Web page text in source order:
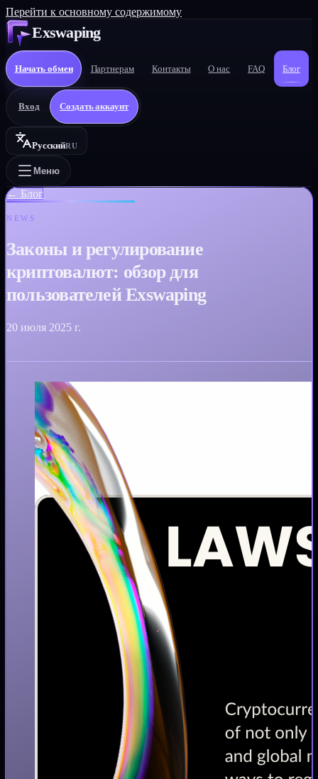
Перейти к основному содержимому
Exswaping
Начать обмен Партнерам Контакты О нас FAQ Блог
Вход Создать аккаунт
РусскийRU
Меню
← Блог
NEWS
Законы и регулирование
криптовалют: обзор для
пользователей Exswaping
20 июля 2025 г.